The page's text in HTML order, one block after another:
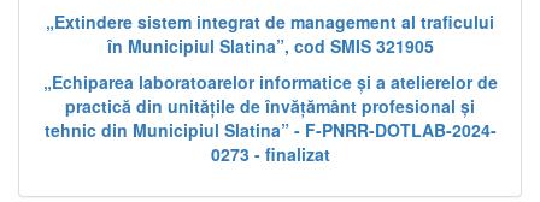
„Extindere sistem integrat de management al traficului
în Municipiul Slatina”, cod SMIS 321905
„Echiparea laboratoarelor informatice și a atelierelor de
practică din unitățile de învățământ profesional și
tehnic din Municipiul Slatina” - F-PNRR-DOTLAB-2024-
0273 - finalizat